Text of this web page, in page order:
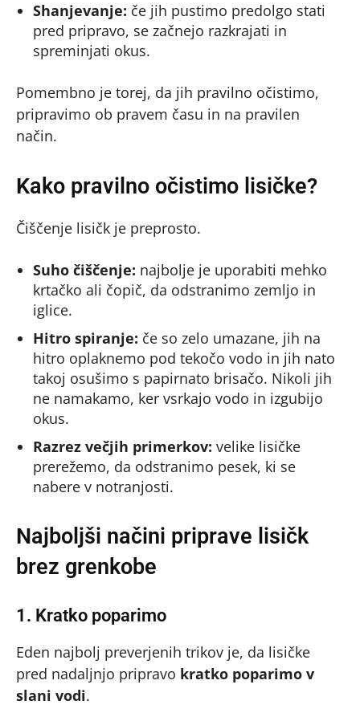
Shanjevanje: če jih pustimo predolgo stati
pred pripravo, se začnejo razkrajati in
spreminjati okus.
Pomembno je torej, da jih pravilno očistimo,
pripravimo ob pravem času in na pravilen
način.
Kako pravilno očistimo lisičke?
Čiščenje lisičk je preprosto.
Suho čiščenje: najbolje je uporabiti mehko
krtačko ali čopič, da odstranimo zemljo in
iglice.
Hitro spiranje: če so zelo umazane, jih na
hitro oplaknemo pod tekočo vodo in jih nato
takoj osušimo s papirnato brisačo. Nikoli jih
ne namakamo, ker vsrkajo vodo in izgubijo
okus.
Razrez večjih primerkov: velike lisičke
prerežemo, da odstranimo pesek, ki se
nabere v notranjosti.
Najboljši načini priprave lisičk
brez grenkobe
1. Kratko poparimo
Eden najbolj preverjenih trikov je, da lisičke
pred nadaljnjo pripravo kratko poparimo v
slani vodi.